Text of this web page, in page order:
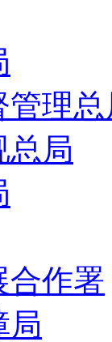
管理
总局
合作署
局